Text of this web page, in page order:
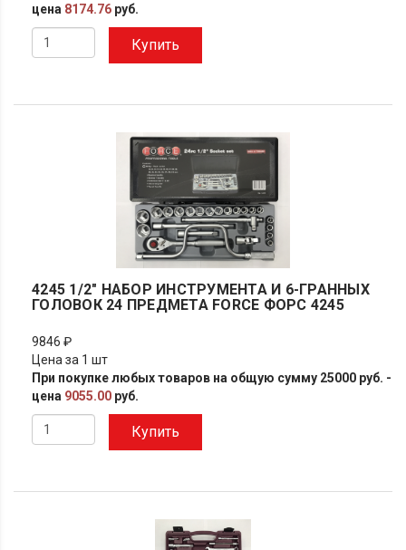
цена 8174.76 руб.
Купить
4245 1/2" НАБОР ИНСТРУМЕНТА И 6-ГРАННЫХ
ГОЛОВОК 24 ПРЕДМЕТА FORCE ФОРС 4245
9846 ₽
Цена за 1 шт
При покупке любых товаров на общую сумму 25000 руб. -
цена 9055.00 руб.
Купить